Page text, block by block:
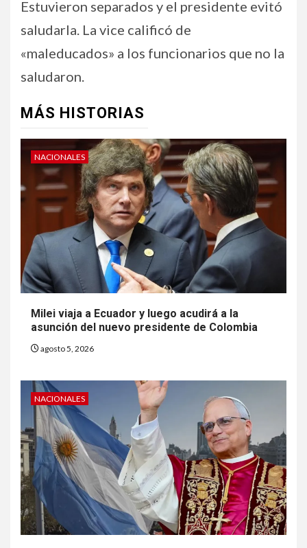
Estuvieron separados y el presidente evitó
saludarla. La vice calificó de
«maleducados» a los funcionarios que no la
saludaron.
MÁS HISTORIAS
NACIONALES
Milei viaja a Ecuador y luego acudirá a la
asunción del nuevo presidente de Colombia
agosto 5, 2026
NACIONALES